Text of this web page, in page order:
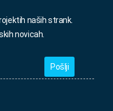
naših strank.
novicah.